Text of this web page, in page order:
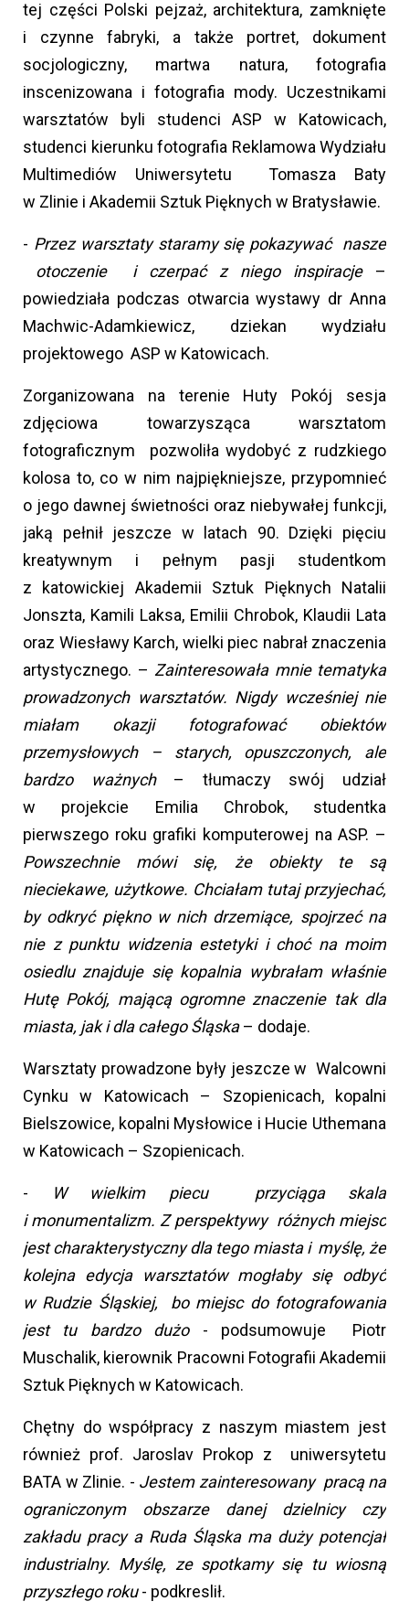
tej części Polski pejzaż, architektura, zamknięte
i czynne fabryki, a także portret, dokument
socjologiczny, martwa natura, fotografia
inscenizowana i fotografia mody. Uczestnikami
warsztatów byli studenci ASP w Katowicach,
studenci kierunku fotografia Reklamowa Wydziału
Multimediów Uniwersytetu Tomasza Baty
w Zlinie i Akademii Sztuk Pięknych w Bratysławie.
- Przez warsztaty staramy się pokazywać nasze
otoczenie i czerpać z niego inspiracje–
powiedziała podczas otwarcia wystawy dr Anna
Machwic-Adamkiewicz, dziekan wydziału
projektowego ASP w Katowicach.
Zorganizowana na terenie Huty Pokój sesja
zdjęciowa towarzysząca warsztatom
fotograficznym pozwoliła wydobyć z rudzkiego
kolosa to, co w nim najpiękniejsze, przypomnieć
o jego dawnej świetności oraz niebywałej funkcji,
jaką pełnił jeszcze w latach 90. Dzięki pięciu
kreatywnym i pełnym pasji studentkom
z katowickiej Akademii Sztuk Pięknych Natalii
Jonszta, Kamili Laksa, Emilii Chrobok, Klaudii Lata
oraz Wiesławy Karch, wielki piec nabrał znaczenia
artystycznego. – Zainteresowała mnie tematyka
prowadzonych warsztatów. Nigdy wcześniej nie
miałam okazji fotografować obiektów
przemysłowych – starych, opuszczonych, ale
bardzo ważnych– tłumaczy swój udział
w projekcie Emilia Chrobok, studentka
pierwszego roku grafiki komputerowej na ASP. –
Powszechnie mówi się, że obiekty te są
nieciekawe, użytkowe. Chciałam tutaj przyjechać,
by odkryć piękno w nich drzemiące, spojrzeć na
nie z punktu widzenia estetyki i choć na moim
osiedlu znajduje się kopalnia wybrałam właśnie
Hutę Pokój, mającą ogromne znaczenie tak dla
miasta, jak i dla całego Śląska– dodaje.
Warsztaty prowadzone były jeszcze w Walcowni
Cynku w Katowicach – Szopienicach, kopalni
Bielszowice, kopalni Mysłowice i Hucie Uthemana
w Katowicach – Szopienicach.
-
W wielkim piecu przyciąga skala
i monumentalizm. Z perspektywy różnych miejsc
jest charakterystyczny dla tego miasta i myślę, że
kolejna edycja warsztatów mogłaby się odbyć
w Rudzie Śląskiej, bo miejsc do fotografowania
jest tu bardzo dużo- podsumowuje Piotr
Muschalik, kierownik Pracowni Fotografii Akademii
Sztuk Pięknych w Katowicach.
Chętny do współpracy z naszym miastem jest
również prof. Jaroslav Prokop z uniwersytetu
BATA w Zlinie. - Jestem zainteresowany pracą na
ograniczonym obszarze danej dzielnicy czy
zakładu pracy a Ruda Śląska ma duży potencjał
industrialny. Myślę, ze spotkamy się tu wiosną
przyszłego roku- podkreslił.